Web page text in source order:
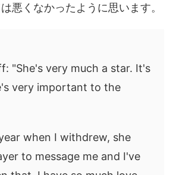
悪くなかったように思います。
"She's very much a star. It's
very important to the
when I withdrew, she
to message me and I've